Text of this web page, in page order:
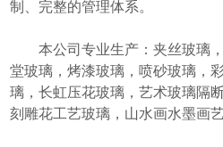
制、完整的管理体系。
本公司专业生产：夹丝玻璃
堂玻璃，烤漆玻璃，喷砂玻璃，
璃，长虹压花玻璃，艺术玻璃隔
刻雕花工艺玻璃，山水画水墨画